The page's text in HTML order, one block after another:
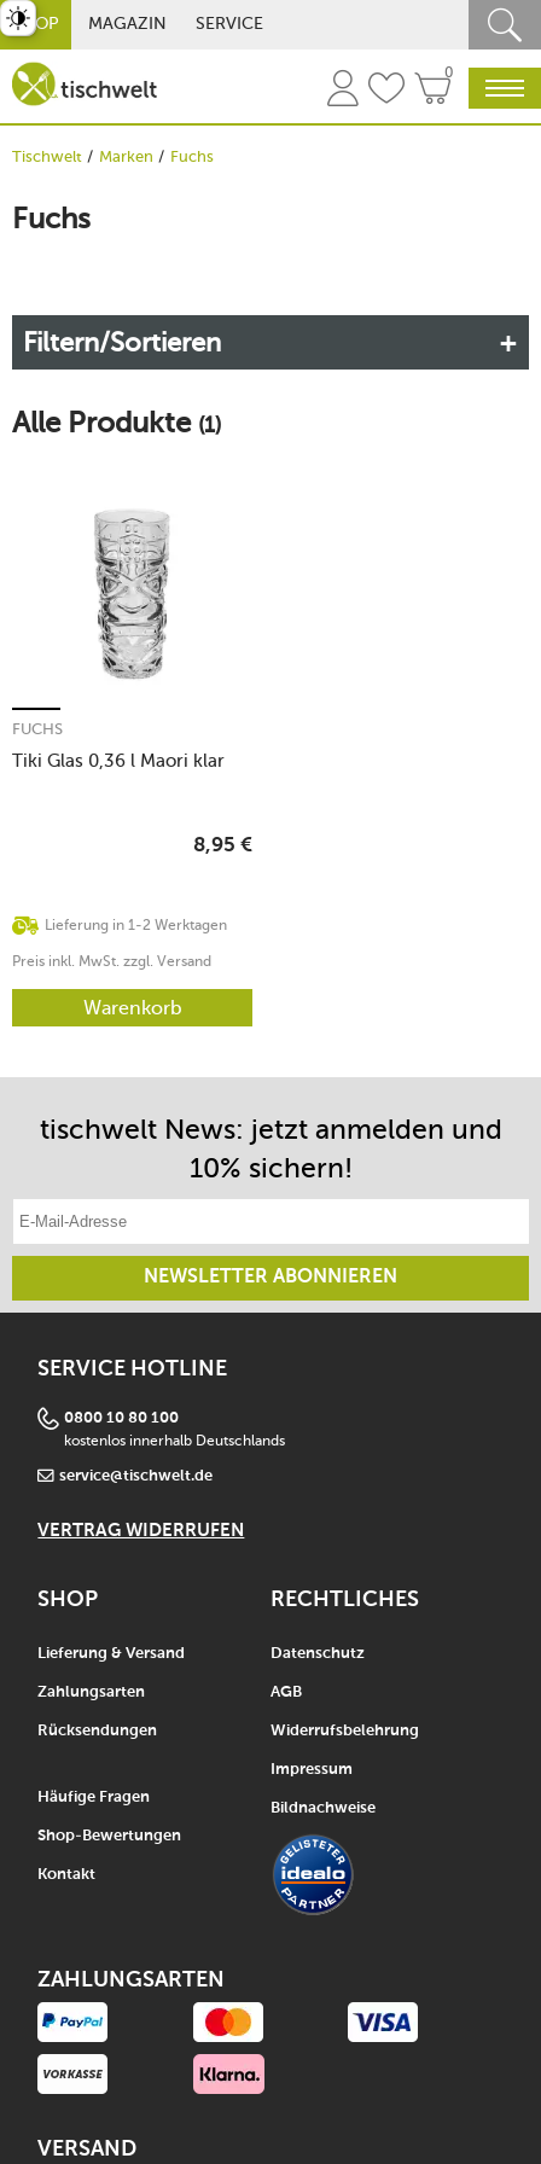
SHOP MAGAZIN SERVICE
0
Tischwelt Marken Fuchs
Fuchs
Filtern/Sortieren
Alle Produkte (1)
Tiki Glas 0,36 l Maori klar
FUCHS
Lieferung in 1-2 Werktagen
8,95 €
Preis inkl. MwSt. zzgl. Versand
Warenkorb
tischwelt News: jetzt anmelden und
10% sichern!
E-Mail-Adresse eintragen
NEWSLETTER ABONNIEREN
SERVICE HOTLINE
0800 10 80 100
kostenlos innerhalb Deutschlands
service@tischwelt.de
VERTRAG WIDERRUFEN
SHOP
Lieferung & Versand
Zahlungsarten
Rücksendungen
Häufige Fragen
Shop-Bewertungen
Kontakt
RECHTLICHES
Datenschutz
AGB
Widerrufsbelehrung
Impressum
Bildnachweise
ZAHLUNGSARTEN
VERSAND
umschalten